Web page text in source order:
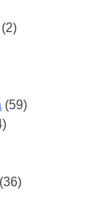
(2)
(59)
(36)